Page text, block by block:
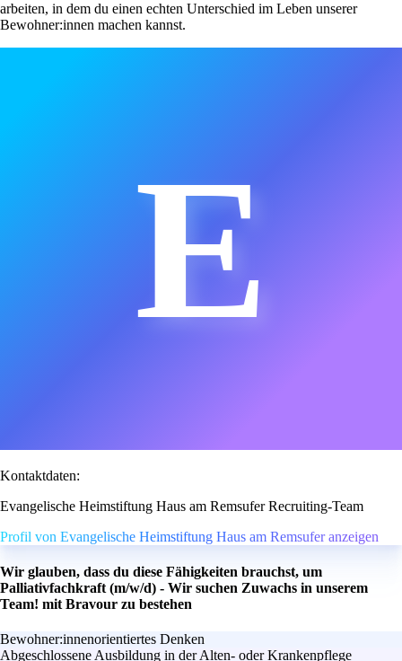
arbeiten, in dem du einen echten Unterschied im Leben unserer
Bewohner:innen machen kannst.
E
Kontaktdaten:
Evangelische Heimstiftung Haus am Remsufer Recruiting-Team
Profil von Evangelische Heimstiftung Haus am Remsufer anzeigen
Wir glauben, dass du diese Fähigkeiten brauchst, um
Palliativfachkraft (m/w/d) - Wir suchen Zuwachs in unserem
Team! mit Bravour zu bestehen
Bewohner:innenorientiertes Denken
Abgeschlossene Ausbildung in der Alten- oder Krankenpflege